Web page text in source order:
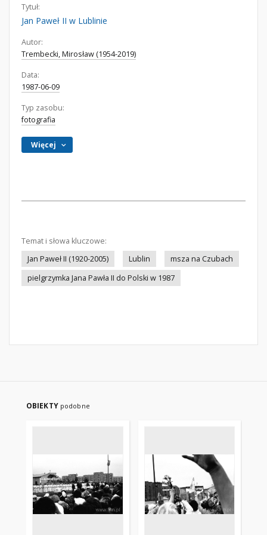
Tytuł:
Jan Paweł II w Lublinie
Autor:
Trembecki, Mirosław (1954-2019)
Data:
1987-06-09
Typ zasobu:
fotografia
Więcej
Temat i słowa kluczowe:
Jan Paweł II (1920-2005)
Lublin
msza na Czubach
pielgrzymka Jana Pawła II do Polski w 1987
OBIEKTY podobne